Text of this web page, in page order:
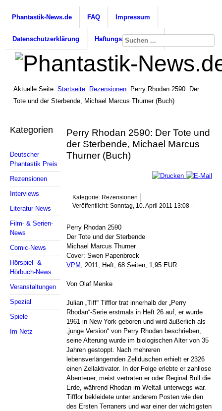
Phantastik-News.de FAQ Impressum
Datenschutzerklärung Haftungsausschluss
Aktuelle Seite: Startseite Rezensionen
Perry Rhodan 2590: Der
Tote und der Sterbende, Michael Marcus Thurner (Buch)
Kategorien
Deutscher
Phantastik Preis
Rezensionen
Interviews
Literatur-News
Film- & Serien-
News
Comic-News
Hörspiel- &
Hörbuch-News
Veranstaltungen
Spezial
Spiele
Im Netz
Perry Rhodan 2590: Der Tote und
der Sterbende, Michael Marcus
Thurner (Buch)
Kategorie: Rezensionen
Veröffentlicht: Sonntag, 10. April 2011 13:08
Perry Rhodan 2590
Der Tote und der Sterbende
Michael Marcus Thurner
Cover: Swen Papenbrock
VPM
, 2011, Heft, 68 Seiten, 1,95 EUR
Von Olaf Menke
Julian „Tiff“ Tifflor trat innerhalb der „Perry
Rhodan“-Serie erstmals in Heft 26 auf, er wurde
1961 in New York geboren und wird äußerlich als
„junge Version“ von Perry Rhodan beschrieben,
seine Alterung wurde im biologischen Alter von 35
Jahren gestoppt. Nach mehreren
lebensverlängernden Zellduschen erhielt er 2326
einen Zellaktivator. In der Folge erlebte er zahllose
Abenteuer, meist vertraten er oder Reginal Bull die
Erde, während Rhodan im Weltall unterwegs war.
Tifflor bekleidete unter anderem Posten wie den
des Ersten Terraners und war einer der wichtigsten